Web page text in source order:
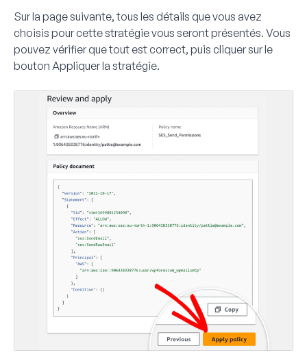
Sur la page suivante, tous les détails que vous avez
choisis pour cette stratégie vous seront présentés. Vous
pouvez vérifier que tout est correct, puis cliquer sur le
bouton Appliquer la stratégie.